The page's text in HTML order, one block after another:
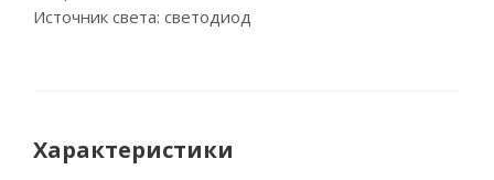
Источник света: светодиод
Характеристики